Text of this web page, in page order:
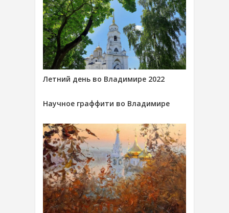
Летний день во Владимире 2022
Научное граффити во Владимире